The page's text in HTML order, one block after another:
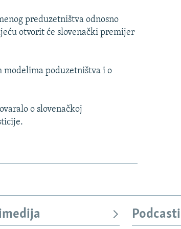
preduzetništva odnosno
otvorit će slovenački premijer
poduzetništva i o
o slovenačkoj
Podcasti